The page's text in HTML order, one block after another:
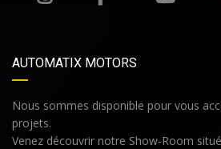
AUTOMATIX MOTORS
Nous sommes disponible pour vous
projets.
Venez découvrir notre Show-Room